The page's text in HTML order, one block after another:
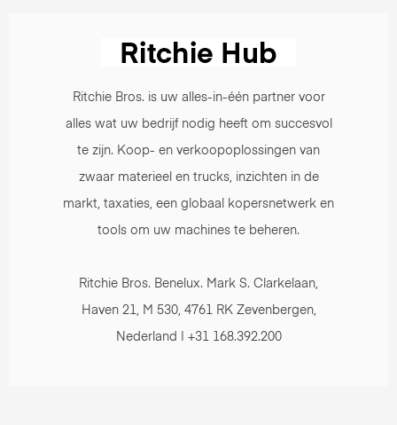
Ritchie Bros. is uw alles-in-één partner voor
alles wat uw bedrijf nodig heeft om succesvol
te zijn. Koop- en verkoopoplossingen van
zwaar materieel en trucks, inzichten in de
markt, taxaties, een globaal kopersnetwerk en
tools om uw machines te beheren.
Ritchie Bros. Benelux. Mark S. Clarkelaan,
Haven 21, M 530, 4761 RK Zevenbergen,
Nederland | +31 168.392.200